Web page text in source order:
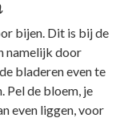
bijen. Dit is bij de
namelijk door
bladeren even te
Pel de bloem, je
even liggen, voor